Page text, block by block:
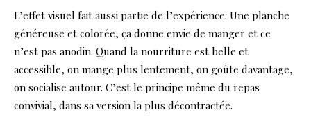
L’effet visuel fait aussi partie de l’expérience. Une planche
généreuse et colorée, ça donne envie de manger et ce
n’est pas anodin. Quand la nourriture est belle et
accessible, on mange plus lentement, on goûte davantage,
on socialise autour. C’est le principe même du repas
convivial, dans sa version la plus décontractée.